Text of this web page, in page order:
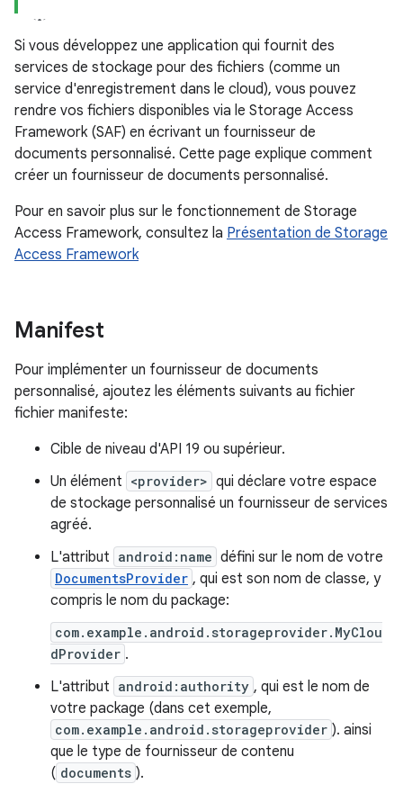
Si vous développez une application qui fournit des
services de stockage pour des fichiers (comme un
service d'enregistrement dans le cloud), vous pouvez
rendre vos fichiers disponibles via le Storage Access
Framework (SAF) en écrivant un fournisseur de
documents personnalisé. Cette page explique comment
créer un fournisseur de documents personnalisé.
Pour en savoir plus sur le fonctionnement de Storage
Access Framework, consultez la Présentation de Storage
Access Framework
Manifest
Pour implémenter un fournisseur de documents
personnalisé, ajoutez les éléments suivants au fichier
fichier manifeste:
Cible de niveau d'API 19 ou supérieur.
Un élément <provider> qui déclare votre espace
de stockage personnalisé un fournisseur de services
agréé.
L'attribut android:name défini sur le nom de votre
DocumentsProvider , qui est son nom de classe, y
compris le nom du package:
com.example.android.storageprovider.MyClou
dProvider .
L'attribut android:authority , qui est le nom de
votre package (dans cet exemple,
com.example.android.storageprovider ). ainsi
que le type de fournisseur de contenu
( documents ).